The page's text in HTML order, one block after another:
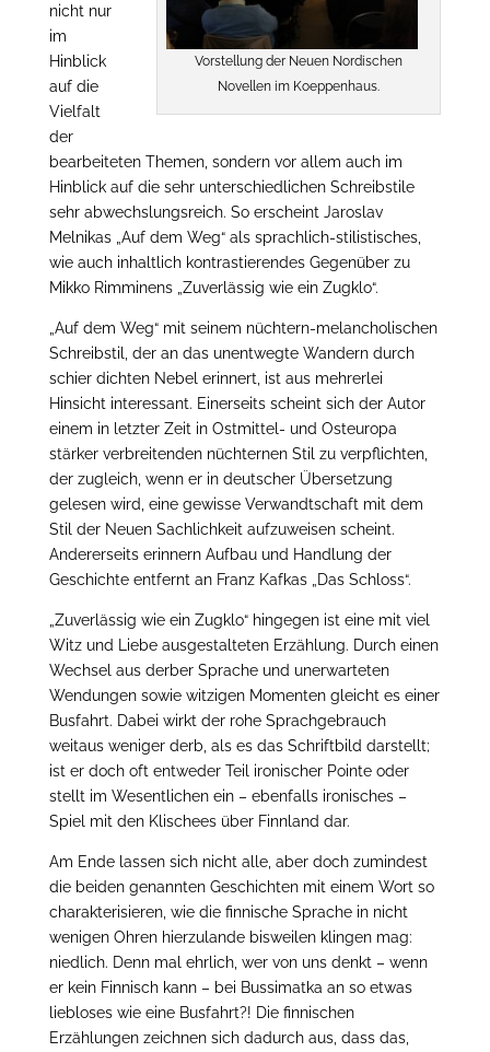
Vorstellung der Neuen Nordischen
Novellen im Koeppenhaus.
nicht nur
im
Hinblick
auf die
Vielfalt
der
bearbeiteten Themen, sondern vor allem auch im
Hinblick auf die sehr unterschiedlichen Schreibstile
sehr abwechslungsreich. So erscheint Jaroslav
Melnikas „Auf dem Weg“ als sprachlich-stilistisches,
wie auch inhaltlich kontrastierendes Gegenüber zu
Mikko Rimminens „Zuverlässig wie ein Zugklo“.
„Auf dem Weg“ mit seinem nüchtern-melancholischen
Schreibstil, der an das unentwegte Wandern durch
schier dichten Nebel erinnert, ist aus mehrerlei
Hinsicht interessant. Einerseits scheint sich der Autor
einem in letzter Zeit in Ostmittel- und Osteuropa
stärker verbreitenden nüchternen Stil zu verpflichten,
der zugleich, wenn er in deutscher Übersetzung
gelesen wird, eine gewisse Verwandtschaft mit dem
Stil der Neuen Sachlichkeit aufzuweisen scheint.
Andererseits erinnern Aufbau und Handlung der
Geschichte entfernt an Franz Kafkas „Das Schloss“.
„Zuverlässig wie ein Zugklo“ hingegen ist eine mit viel
Witz und Liebe ausgestalteten Erzählung. Durch einen
Wechsel aus derber Sprache und unerwarteten
Wendungen sowie witzigen Momenten gleicht es einer
Busfahrt. Dabei wirkt der rohe Sprachgebrauch
weitaus weniger derb, als es das Schriftbild darstellt;
ist er doch oft entweder Teil ironischer Pointe oder
stellt im Wesentlichen ein – ebenfalls ironisches –
Spiel mit den Klischees über Finnland dar.
Am Ende lassen sich nicht alle, aber doch zumindest
die beiden genannten Geschichten mit einem Wort so
charakterisieren, wie die finnische Sprache in nicht
wenigen Ohren hierzulande bisweilen klingen mag:
niedlich. Denn mal ehrlich, wer von uns denkt – wenn
er kein Finnisch kann – bei Bussimatka an so etwas
liebloses wie eine Busfahrt?! Die finnischen
Erzählungen zeichnen sich dadurch aus, dass das,